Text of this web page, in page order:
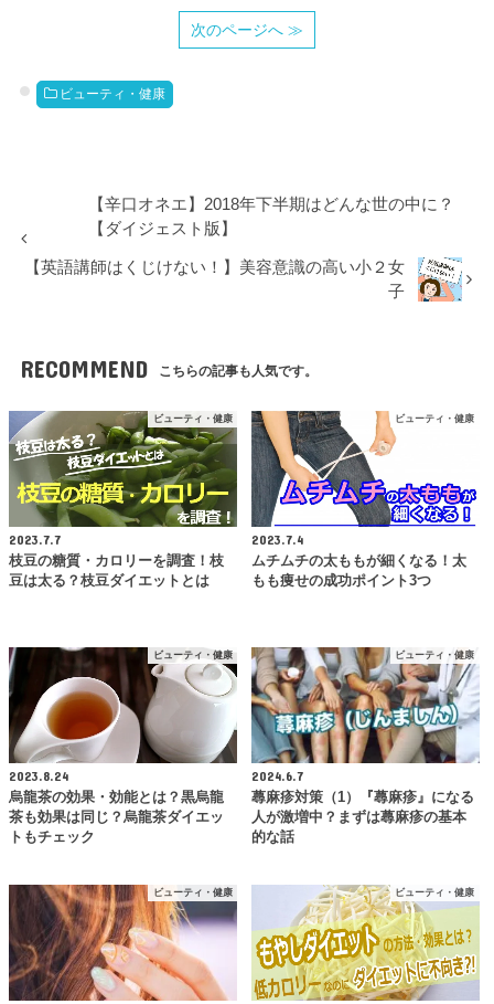
次のページへ ≫
ビューティ・健康
【辛口オネエ】2018年下半期はどんな世の中に？
【ダイジェスト版】
【英語講師はくじけない！】美容意識の高い小２女
子
RECOMMEND こちらの記事も人気です。
ビューティ・健康
2023.7.7
枝豆の糖質・カロリーを調査！枝
豆は太る？枝豆ダイエットとは
ビューティ・健康
2023.7.4
ムチムチの太ももが細くなる！太
もも痩せの成功ポイント3つ
ビューティ・健康
2023.8.24
烏龍茶の効果・効能とは？黒烏龍
茶も効果は同じ？烏龍茶ダイエッ
トもチェック
ビューティ・健康
2024.6.7
蕁麻疹対策（1）『蕁麻疹』になる
人が激増中？まずは蕁麻疹の基本
的な話
ビューティ・健康 ビューティ・健康